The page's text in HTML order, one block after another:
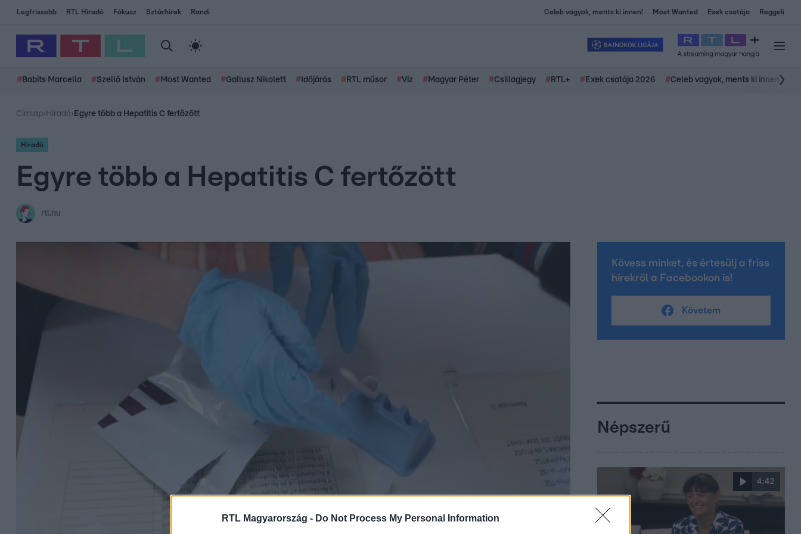
RTL Magyarország - Do Not Process My Personal Information
Legfrissebb RTL Híradó Fókusz Sztárhírek Randi Celeb vagyok, ments ki innen! Most Wanted Exek csatája Reggeli
# Babits Marcella #Szellő István # Most Wanted #Gallusz Nikolett # Időjárás # RTL műsor #Víz # Magyar Péter #Csillagjegy # RTL+ # Exek csatája 2026 #Celeb vagyok, ments ki innen
Címlap› Híradó› Egyre több a Hepatitis C fertőzött
Híradó
Egyre több a Hepatitis C fertőzött
rtl.hu
Kövess minket, és értesülj a friss
hírekről a Facebookon is!
Követem
Népszerű
4:42